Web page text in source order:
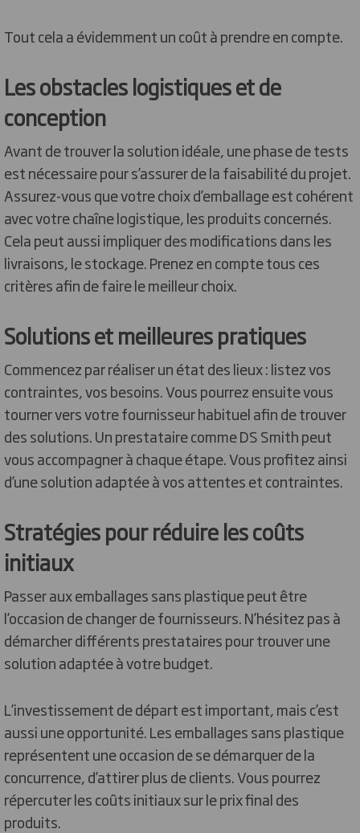
Tout cela a évidemment un coût à prendre en compte.
Les obstacles logistiques et de
conception
Avant de trouver la solution idéale, une phase de tests
est nécessaire pour s’assurer de la faisabilité du projet.
Assurez-vous que votre choix d’emballage est cohérent
avec votre chaîne logistique, les produits concernés.
Cela peut aussi impliquer des modifications dans les
livraisons, le stockage. Prenez en compte tous ces
critères afin de faire le meilleur choix.
Solutions et meilleures pratiques
Commencez par réaliser un état des lieux : listez vos
contraintes, vos besoins. Vous pourrez ensuite vous
tourner vers votre fournisseur habituel afin de trouver
des solutions. Un prestataire comme DS Smith peut
vous accompagner à chaque étape. Vous profitez ainsi
d’une solution adaptée à vos attentes et contraintes.
Stratégies pour réduire les coûts
initiaux
Passer aux emballages sans plastique peut être
l’occasion de changer de fournisseurs. N’hésitez pas à
démarcher différents prestataires pour trouver une
solution adaptée à votre budget.
L’investissement de départ est important, mais c’est
aussi une opportunité. Les emballages sans plastique
représentent une occasion de se démarquer de la
concurrence, d’attirer plus de clients. Vous pourrez
répercuter les coûts initiaux sur le prix final des
produits.